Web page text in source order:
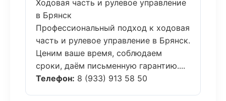
Ходовая часть и рулевое управление
в Брянск
Профессиональный подход к ходовая
часть и рулевое управление в Брянск.
Ценим ваше время, соблюдаем
сроки, даём письменную гарантию....
Телефон: 8 (933) 913 58 50